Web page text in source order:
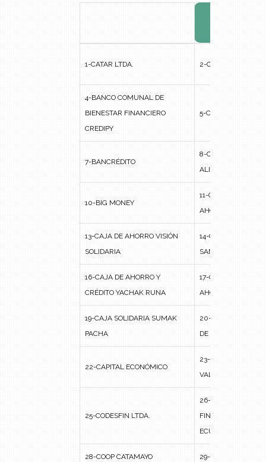
1-CATAR LTDA. 2-
4-BANCO COMUNAL DE
BIENESTAR FINANCIERO
CREDIPY
5-CORP LATINA
7-BANCRÉDITO
8-CORPORACIÓN
ALIANZA MINAS
10-BIG MONEY
11-CORPORACIÓN
AHORROS NUEVA
13-CAJA DE AHORRO VISIÓN
SOLIDARIA
14-CORPORACIÓN
SAN PEDRO
16-CAJA DE AHORRO Y
CRÉDITO YACHAK RUNA
17-CORPORACIÓN
AHORRO INDESFUT
19-CAJA SOLIDARIA SUMAK
PACHA
20-CORPORACIÓN
DE OCTUBRE
22-CAPITAL ECONÓMICO
23-CORPORACIÓN
VALLE
25-CODESFIN LTDA.
26-CORPOTENA,
FINANCIERA PARA
ECUATORIANOS
28-COOP CATAMAYO 29-CREDI MAS